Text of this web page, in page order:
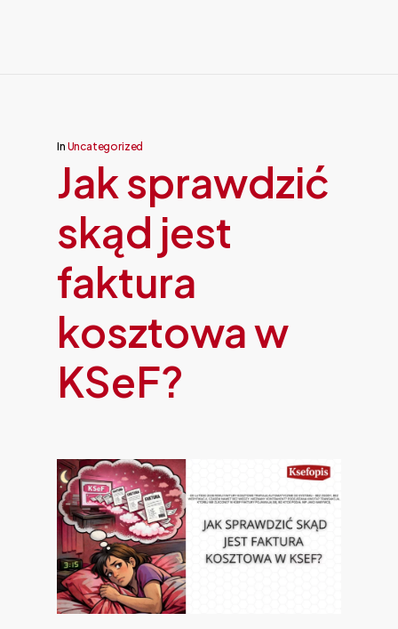
In Uncategorized
Jak sprawdzić
skąd jest
faktura
kosztowa w
KSeF?